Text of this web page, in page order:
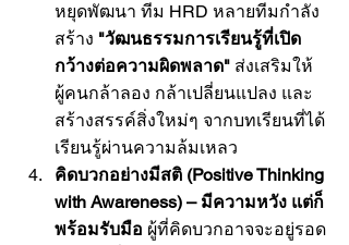
หยุดพัฒนา ทีม HRD หลายทีมกำลัง
สร้าง "วัฒนธรรมการเรียนรู้ที่เปิด
กว้างต่อความผิดพลาด" ส่งเสริมให้
ผู้คนกล้าลอง กล้าเปลี่ยนแปลง และ
สร้างสรรค์สิ่งใหม่ๆ จากบทเรียนที่ได้
เรียนรู้ผ่านความล้มเหลว
คิดบวกอย่างมีสติ (Positive Thinking
with Awareness) – มีความหวัง แต่ก็
พร้อมรับมือ ผู้ที่คิดบวกอาจจะอยู่รอด